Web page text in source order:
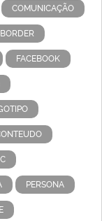
COMUNICAÇÃO
FACEBOOK
PERSONA